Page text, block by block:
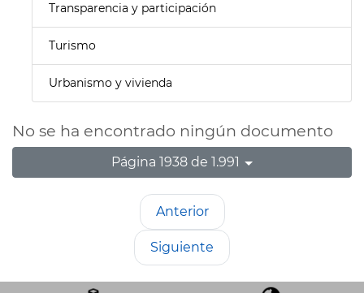
Transparencia y participación
Turismo
Urbanismo y vivienda
No se ha encontrado ningún documento
Página 1938 de 1.991
Anterior
Siguiente